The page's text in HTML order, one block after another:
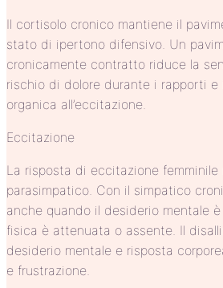
Il cortisolo cronico mantiene il
stato di ipertono difensivo. Un
cronicamente contratto riduce la
rischio di dolore durante i rapporti e
organica all’eccitazione.
Eccitazione
La risposta di eccitazione femminile
parasimpatico. Con il simpatico
anche quando il desiderio mentale
fisica è attenuata o assente. Il
desiderio mentale e risposta
e frustrazione.